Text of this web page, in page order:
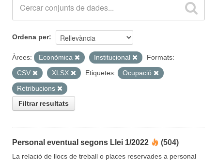
Ordena per
Àrees: Econòmica Institucional
Formats:
CSV
XLSX Etiquetes:
Ocupació
Retribucions
Filtrar resultats
Personal eventual segons Llei 1/2022 (504)
La relació de llocs de treball o places reservades a personal